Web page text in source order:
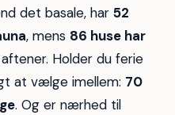
det basale, har 52
, mens 86 huse har
Holder du ferie
at vælge imellem: 70
. Og er nærhed til